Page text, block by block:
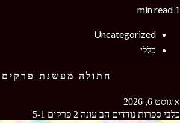
1 min read
Uncategorized
כללי
חתולה מעשנת פרקים 5-4
אוגוסט 6, 2026
כלבי ספרות נודדים הב עונה 2 פרקים 5-1